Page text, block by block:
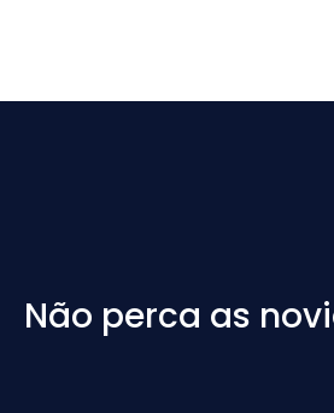
Não perca as